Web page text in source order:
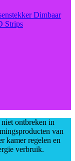
Dimbaar
Strips
ontbreken in
van
kamer regelen en
verbruik.